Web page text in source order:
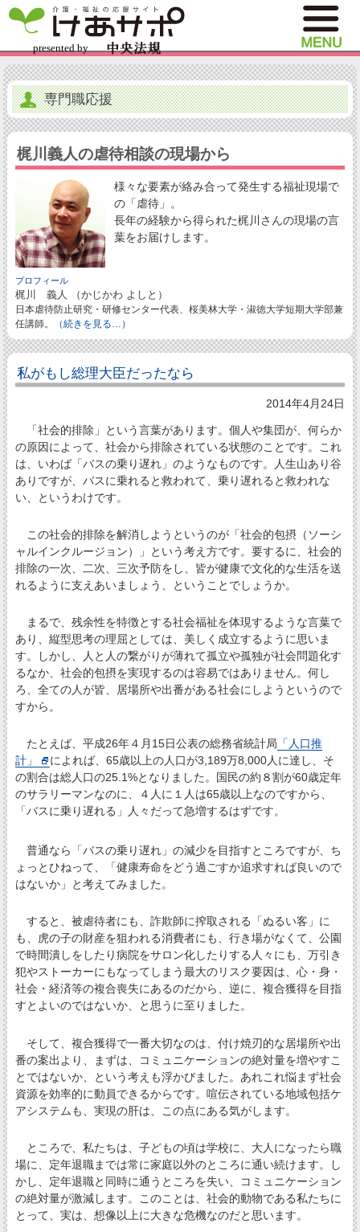
専門職応援
梶川義人の虐待相談の現場から
様々な要素が絡み合って発生する福祉現場で
の「虐待」。
長年の経験から得られた梶川さんの現場の言
葉をお届けします。
プロフィール
梶川 義人 （かじかわ よしと）
日本虐待防止研究・研修センター代表、桜美林大学・淑徳大学短期大学部兼
任講師。
（続きを見る…）
私がもし総理大臣だったなら
2014年4月24日
「社会的排除」という言葉があります。個人や集団が、何らか
の原因によって、社会から排除されている状態のことです。これ
は、いわば「バスの乗り遅れ」のようなものです。人生山あり谷
ありですが、バスに乗れると救われて、乗り遅れると救われな
い、というわけです。
この社会的排除を解消しようというのが「社会的包摂（ソーシ
ャルインクルージョン）」という考え方です。要するに、社会的
排除の一次、二次、三次予防をし、皆が健康で文化的な生活を送
れるように支えあいましょう、ということでしょうか。
まるで、残余性を特徴とする社会福祉を体現するような言葉で
あり、縦型思考の理屈としては、美しく成立するように思いま
す。しかし、人と人の繋がりが薄れて孤立や孤独が社会問題化す
るなか、社会的包摂を実現するのは容易ではありません。何し
ろ、全ての人が皆、居場所や出番がある社会にしようというので
すから。
たとえば、平成26年４月15日公表の総務省統計局 「人口推
計」
によれば、65歳以上の人口が3,189万8,000人に達し、そ
の割合は総人口の25.1%となりました。国民の約８割が60歳定年
のサラリーマンなのに、４人に１人は65歳以上なのですから、
「バスに乗り遅れる」人々だって急増するはずです。
普通なら「バスの乗り遅れ」の減少を目指すところですが、ち
ょっとひねって、「健康寿命をどう過ごすか追求すれば良いので
はないか」と考えてみました。
すると、被虐待者にも、詐欺師に搾取される「ぬるい客」に
も、虎の子の財産を狙われる消費者にも、行き場がなくて、公園
で時間潰しをしたり病院をサロン化したりする人々にも、万引き
犯やストーカーにもなってしまう最大のリスク要因は、心・身・
社会・経済等の複合喪失にあるのだから、逆に、複合獲得を目指
すとよいのではないか、と思うに至りました。
そして、複合獲得で一番大切なのは、付け焼刃的な居場所や出
番の案出より、まずは、コミュニケーションの絶対量を増やすこ
とではないか、という考えも浮かびました。あれこれ悩まず社会
資源を効率的に動員できるからです。喧伝されている地域包括ケ
アシステムも、実現の肝は、この点にある気がします。
ところで、私たちは、子どもの頃は学校に、大人になったら職
場に、定年退職までは常に家庭以外のところに通い続けます。し
かし、定年退職と同時に通うところを失い、コミュニケーション
の絶対量が激減します。このことは、社会的動物である私たちに
とって、実は、想像以上に大きな危機なのだと思います。